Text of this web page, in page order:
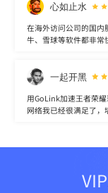
心如止水
在海外访问公司的国内
牛、雪球等软件都非常
一起开黑
用GoLink加速王者荣
网络我已经很满足了，